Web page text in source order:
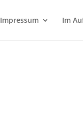
Impressum Im